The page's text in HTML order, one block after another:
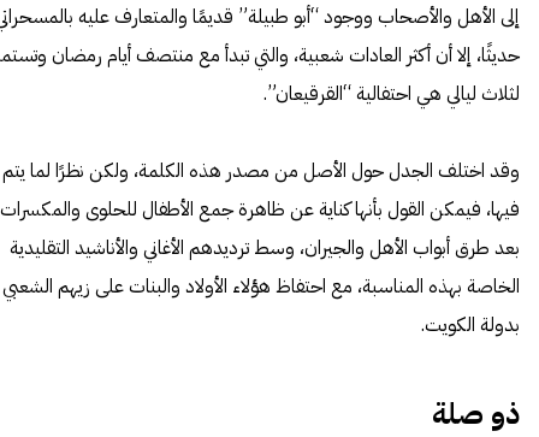
إلى الأهل والأصحاب ووجود “أبو طبيلة” قديمًا والمتعارف عليه
حديثًا، إلا أن أكثر العادات شعبية، والتي تبدأ مع منتصف أيام رمضان
لثلاث ليالي هي احتفالية “القرقيعان”.
وقد اختلف الجدل حول الأصل من مصدر هذه الكلمة، ولكن نظرًا لما يتم
فيها، فيمكن القول بأنها كناية عن ظاهرة جمع الأطفال للحلوى والمكسرات
بعد طرق أبواب الأهل والجيران، وسط ترديدهم الأغاني والأناشيد التقليدية
الخاصة بهذه المناسبة، مع احتفاظ هؤلاء الأولاد والبنات على زيهم الشعبي
بدولة الكويت.
ذو صلة